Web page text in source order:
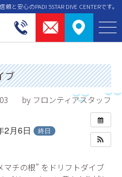
と安⼼のPADI 5STAR DIVE CENTERです。
ブ
by フロンティアスタッフ
2月6日 終日
マチの根” をドリフトダイブ